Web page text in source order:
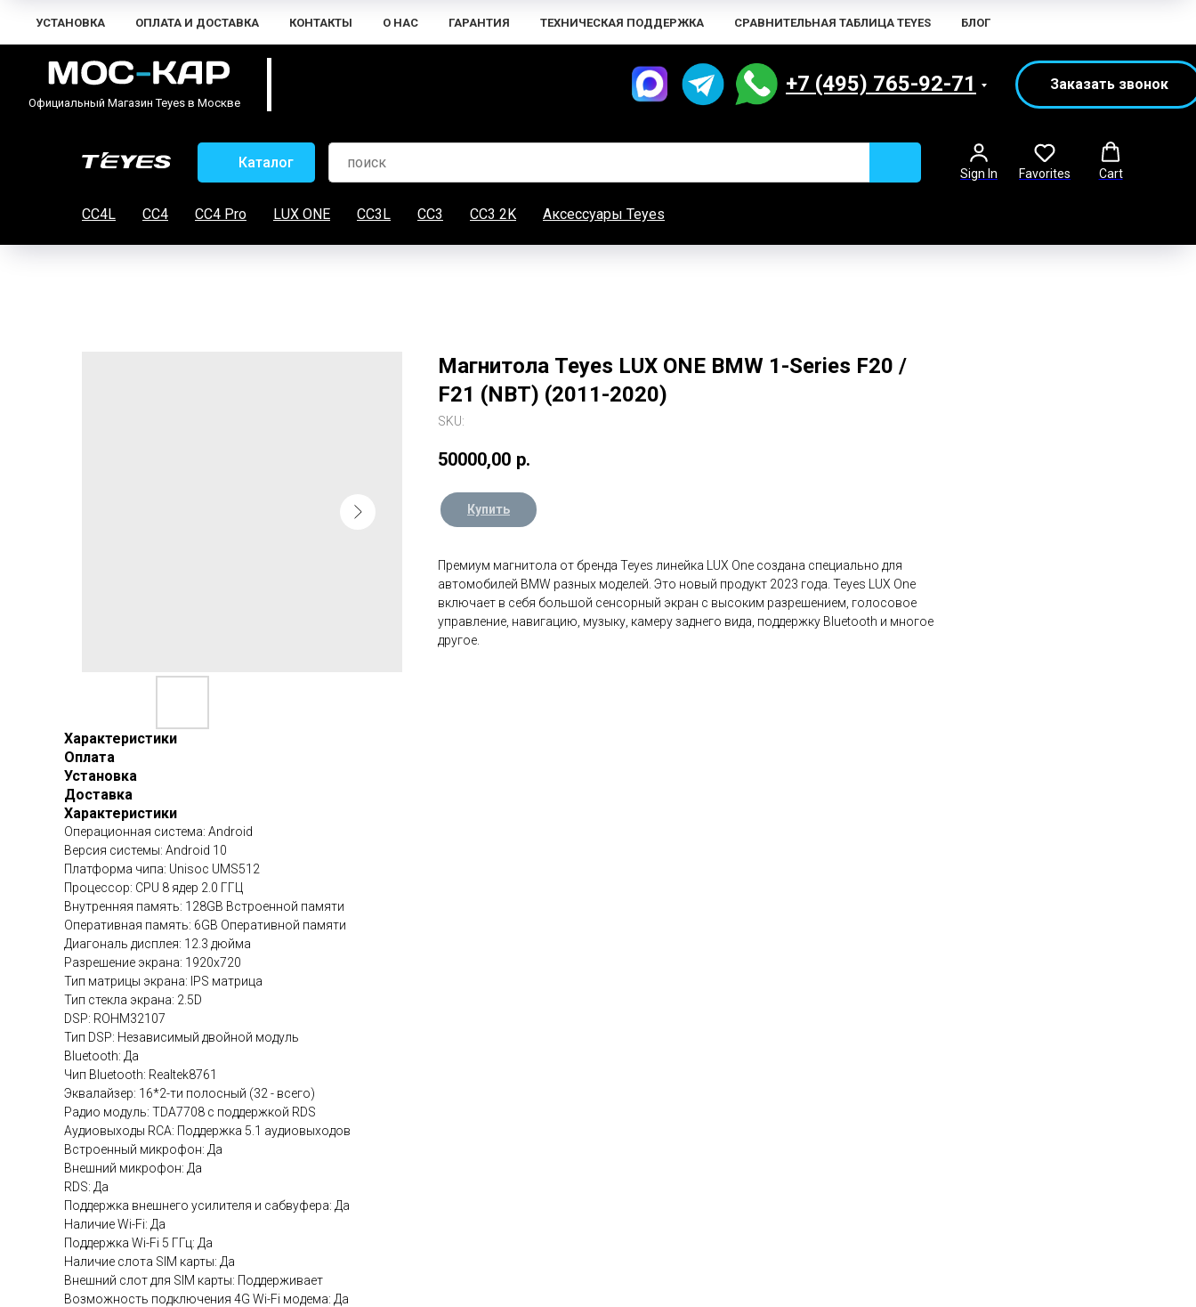
УСТАНОВКА ОПЛАТА И ДОСТАВКА КОНТАКТЫ О НАС ГАРАНТИЯ ТЕХНИЧЕСКАЯ ПОДДЕРЖКА СРАВНИТЕЛЬНАЯ ТАБЛИЦА TEYES БЛОГ
Официальный Магазин Teyes в Москве
+7 (495) 765-92-71 Заказать звонок
Каталог
Sign In Favorites Cart
CC4L CC4 CC4 Pro LUX ONE CC3L CC3 CC3 2K Аксессуары Teyes
Магнитола Teyes LUX ONE BMW 1-Series F20 /
F21 (NBT) (2011-2020)
SKU:
50000,00 р.
Купить
Премиум магнитола от бренда Teyes линейка LUX One создана специально для
автомобилей BMW разных моделей. Это новый продукт 2023 года. Teyes LUX One
включает в себя большой сенсорный экран с высоким разрешением, голосовое
управление, навигацию, музыку, камеру заднего вида, поддержку Bluetooth и многое
другое.
Характеристики
Оплата
Установка
Доставка
Характеристики
Операционная система: Android
Версия системы: Android 10
Платформа чипа: Unisoc UMS512
Процессор: CPU 8 ядер 2.0 ГГЦ
Внутренняя память: 128GB Встроенной памяти
Оперативная память: 6GB Оперативной памяти
Диагональ дисплея: 12.3 дюйма
Разрешение экрана: 1920х720
Тип матрицы экрана: IPS матрица
Тип стекла экрана: 2.5D
DSP: ROHM32107
Тип DSP: Независимый двойной модуль
Bluetooth: Да
Чип Bluetooth: Realtek8761
Эквалайзер: 16*2-ти полосный (32 - всего)
Радио модуль: TDA7708 с поддержкой RDS
Аудиовыходы RCA: Поддержка 5.1 аудиовыходов
Встроенный микрофон: Да
Внешний микрофон: Да
RDS: Да
Поддержка внешнего усилителя и сабвуфера: Да
Наличие Wi-Fi: Да
Поддержка Wi-Fi 5 ГГц: Да
Наличие слота SIM карты: Да
Внешний слот для SIM карты: Поддерживает
Возможность подключения 4G Wi-Fi модема: Да